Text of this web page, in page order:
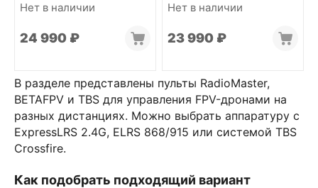
В разделе представлены пульты RadioMaster,
BETAFPV и TBS для управления FPV-дронами на
разных дистанциях. Можно выбрать аппаратуру с
ExpressLRS 2.4G, ELRS 868/915 или системой TBS
Crossfire.
Как подобрать подходящий вариант
Нет в наличии
24 990 ₽
Нет в наличии
23 990 ₽